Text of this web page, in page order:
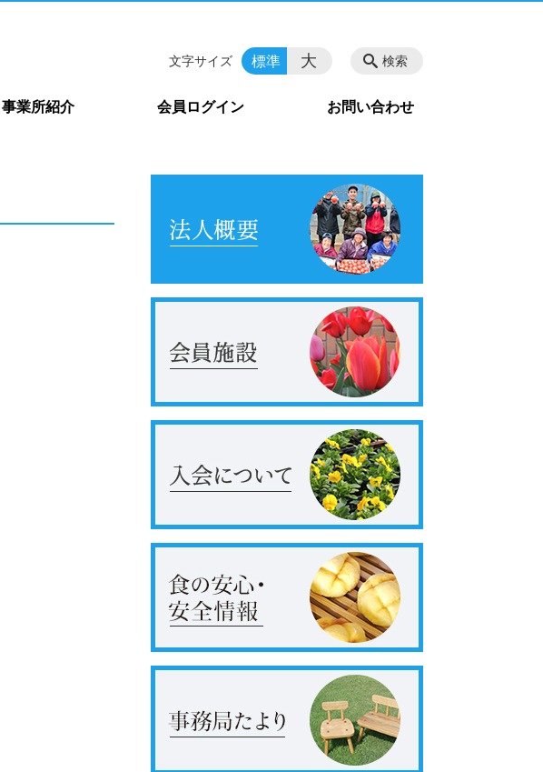
事業所紹介 会員ログイン お問い合わせ
検索
文字サイズ 標準 大